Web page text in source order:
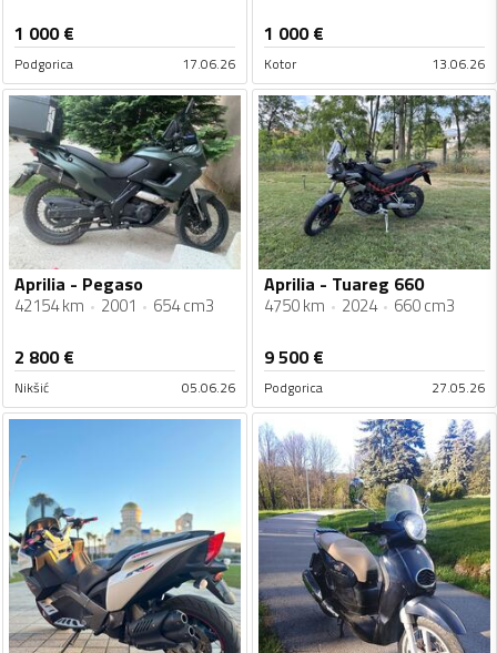
1 000€
Podgorica 17.06.26
1 000€
Kotor 13.06.26
Aprilia - Pegaso
42154 km 2001 654 cm3
2 800€
Nikšić 05.06.26
Aprilia - Tuareg 660
4750 km 2024 660 cm3
9 500€
Podgorica 27.05.26